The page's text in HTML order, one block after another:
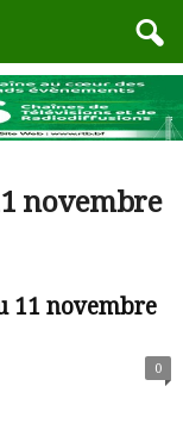
novembre
11 novembre
0